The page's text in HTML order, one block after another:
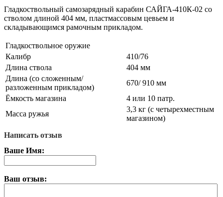
Гладкоствольный самозарядный карабин САЙГА-410К-02 со
стволом длиной 404 мм, пластмассовым цевьем и
складывающимся рамочным прикладом.
Гладкоствольное оружие
Калибр
410/76
Длина ствола
404 мм
Длина (со сложенным/
разложенным прикладом)
670/ 910 мм
Ёмкость магазина
4 или 10 патр.
Масса ружья
3,3 кг (с четырехместным
магазином)
Написать отзыв
Ваше Имя:
Ваш отзыв: